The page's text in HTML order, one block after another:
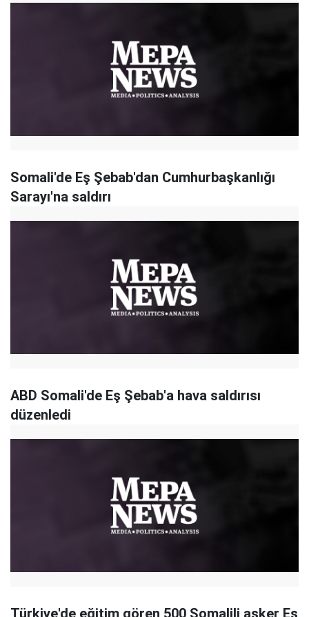
Somali'de Eş Şebab'dan Cumhurbaşkanlığı
Sarayı'na saldırı
ABD Somali'de Eş Şebab'a hava saldırısı
düzenledi
Türkiye'de eğitim gören 500 Somalili asker Eş